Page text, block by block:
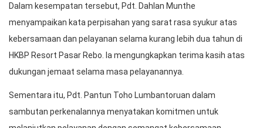
Dalam kesempatan tersebut, Pdt. Dahlan Munthe
menyampaikan kata perpisahan yang sarat rasa syukur atas
kebersamaan dan pelayanan selama kurang lebih dua tahun di
HKBP Resort Pasar Rebo. Ia mengungkapkan terima kasih atas
dukungan jemaat selama masa pelayanannya.
Sementara itu, Pdt. Pantun Toho Lumbantoruan dalam
sambutan perkenalannya menyatakan komitmen untuk